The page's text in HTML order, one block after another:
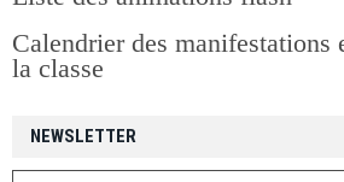
NEWSLETTER
Calendrier des manifestations
la classe